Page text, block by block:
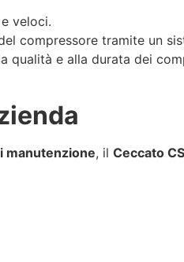
veloci.
compressore tramite un
qualità e alla durata dei
manutenzione, il Ceccato